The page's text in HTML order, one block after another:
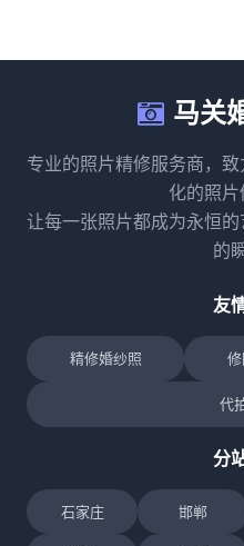
马关
专业的照片精修服务商，
化的照片
让每一张照片都成为永恒
的
友
精修婚纱照
代
分
石家庄 邯郸